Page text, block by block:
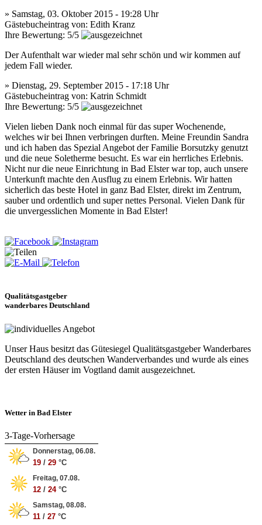
» Samstag, 03. Oktober 2015 - 19:28 Uhr
Gästebucheintrag von: Edith Kranz
Ihre Bewertung: 5/5
Der Aufenthalt war wieder mal sehr schön und wir kommen auf
jedem Fall wieder.
» Dienstag, 29. September 2015 - 17:18 Uhr
Gästebucheintrag von: Katrin Schmidt
Ihre Bewertung: 5/5
Vielen lieben Dank noch einmal für das super Wochenende,
welches wir bei Ihnen verbringen durften. Meine Freundin Sandra
und ich haben das Spezial Angebot der Familie Borsutzky genutzt
und die neue Soletherme besucht. Es war ein herrliches Erlebnis.
Nicht nur die neue Einrichtung in Bad Elster war top, auch unsere
Unterkunft machte den Ausflug zu einem Erlebnis. Wir hatten
sicherlich das beste Hotel in ganz Bad Elster, direkt im Zentrum,
sauber und ordentlich und super nettes Personal. Vielen Dank für
die unvergesslichen Momente in Bad Elster!
Qualitätsgastgeber
wanderbares Deutschland
Unser Haus besitzt das Gütesiegel Qualitätsgastgeber Wanderbares
Deutschland des deutschen Wanderverbandes und wurde als eines
der ersten Häuser im Vogtland damit ausgezeichnet.
Wetter in Bad Elster
3-Tage-Vorhersage
Donnerstag, 06.08.
19 / 29 °C
Freitag, 07.08.
12 / 24°C
Samstag, 08.08.
11 / 27 °C